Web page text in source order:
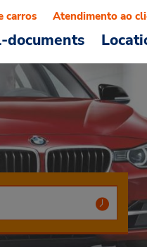
documents
carros Atendimento ao